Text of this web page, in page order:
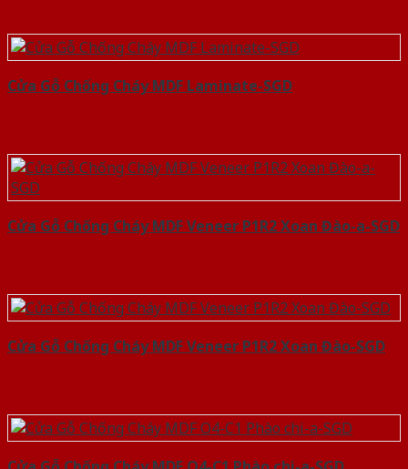
Cửa Gỗ Chống Cháy MDF Laminate-SGD
Cửa Gỗ Chống Cháy MDF Veneer P1R2 Xoan Đào-a-SGD
Cửa Gỗ Chống Cháy MDF Veneer P1R2 Xoan Đào-SGD